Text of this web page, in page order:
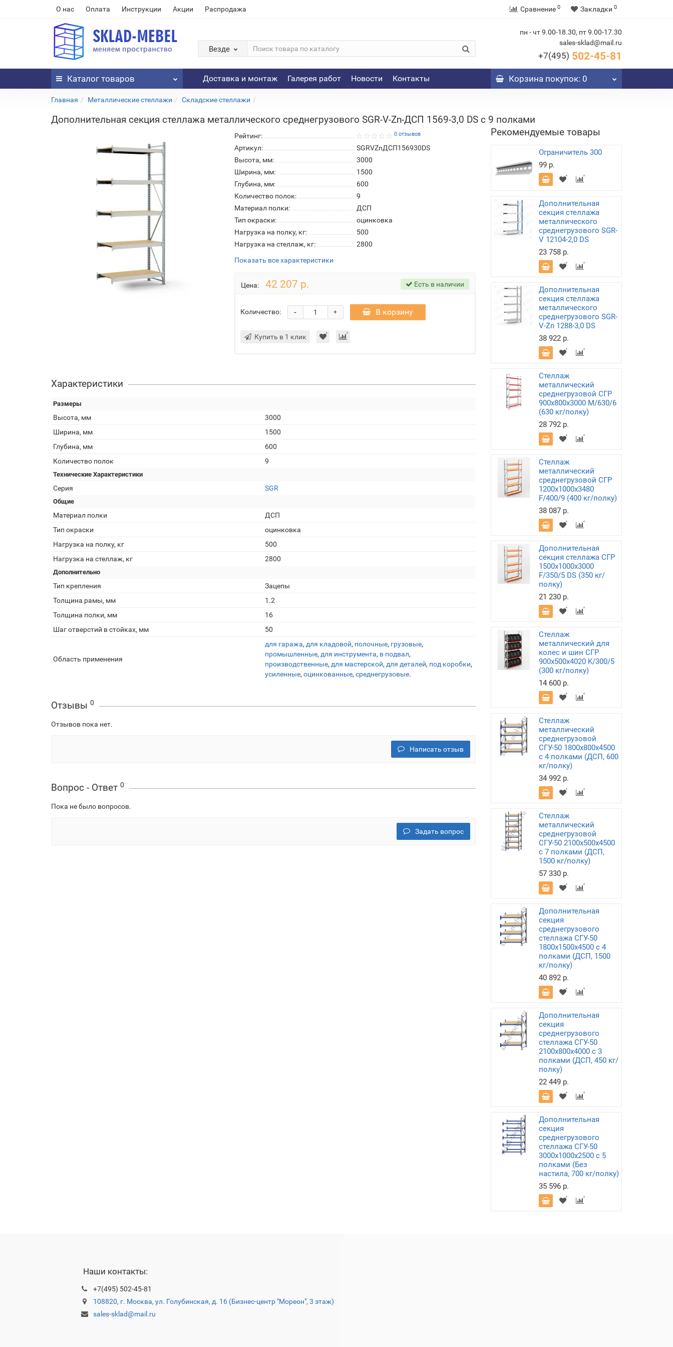
О нас Оплата Инструкции Акции Распродажа Сравнение 0 Закладки 0
Везде
пн - чт 9.00-18.30, пт 9.00-17.30
sales-sklad@mail.ru
+7(495) 502-45-81
Каталог товаров Доставка и монтаж Галерея работ Новости Контакты Корзинапокупок: 0
Главная Металлические стеллажи Складские стеллажи
Дополнительная секция стеллажа металлического среднегрузового SGR-V-Zn-ДСП 1569-3,0 DS с 9 полками
Рейтинг: 0 отзывов
Артикул:
SGRVZnДСП156930DS
Высота, мм:
3000
Ширина, мм:
1500
Глубина, мм:
600
Количество полок:
9
Материал полки:
ДСП
Тип окраски:
оцинковка
Нагрузка на полку, кг:
500
Нагрузка на стеллаж, кг:
2800
Показать все характеристики
Цена: 42 207 р. Есть в наличии
Количество: +
- В корзину
Купить в 1 клик
Характеристики
Размеры
Высота, мм
3000
Ширина, мм
1500
Глубина, мм
600
Количество полок
9
Технические Характеристики
Серия SGR
Общие
Материал полки
ДСП
Тип окраски
оцинковка
Нагрузка на полку, кг
500
Нагрузка на стеллаж, кг
2800
Дополнительно
Тип крепления
Зацепы
Толщина рамы, мм
1.2
Толщина полки, мм
16
Шаг отверстий в стойках, мм
50
Область применения
для гаража, для кладовой, полочные, грузовые,
промышленные, для инструмента, в подвал,
производственные, для мастерской, для деталей, под коробки,
усиленные, оцинкованные, среднегрузовые.
Отзывы 0
Отзывов пока нет.
Написать отзыв
Вопрос - Ответ 0
Пока не было вопросов.
Задать вопрос
Рекомендуемые товары
Ограничитель 300
99 р.
Дополнительная
секция стеллажа
металлического
среднегрузового SGR-
V 12104-2,0 DS
23 758 р.
Дополнительная
секция стеллажа
металлического
среднегрузового SGR-
V-Zn 1288-3,0 DS
38 922 р.
Стеллаж
металлический
среднегрузовой СГР
900х800х3000 M/630/6
(630 кг/полку)
28 792 р.
Стеллаж
металлический
среднегрузовой СГР
1200х1000х3480
F/400/9 (400 кг/полку)
38 087 р.
Дополнительная
секция стеллажа СГР
1500х1000х3000
F/350/5 DS (350 кг/
полку)
21 230 р.
Стеллаж
металлический для
колес и шин СГР
900х500х4020 K/300/5
(300 кг/полку)
14 600 р.
Стеллаж
металлический
среднегрузовой
СГУ-50 1800х800х4500
с 4 полками (ДСП, 600
кг/полку)
34 992 р.
Стеллаж
металлический
среднегрузовой
СГУ-50 2100х500х4500
с 7 полками (ДСП,
1500 кг/полку)
57 330 р.
Дополнительная
секция
среднегрузового
стеллажа СГУ-50
1800х1500х4500 с 4
полками (ДСП, 1500
кг/полку)
40 892 р.
Дополнительная
секция
среднегрузового
стеллажа СГУ-50
2100х800х4000 с 3
полками (ДСП, 450 кг/
полку)
22 449 р.
Дополнительная
секция
среднегрузового
стеллажа СГУ-50
3000х1000х2500 с 5
полками (Без
настила, 700 кг/полку)
35 596 р.
Наши контакты:
+7(495) 502-45-81
108820, г. Москва, ул. Голубинская, д. 16 (Бизнес-центр "Мореон", 3 этаж)
sales-sklad@mail.ru